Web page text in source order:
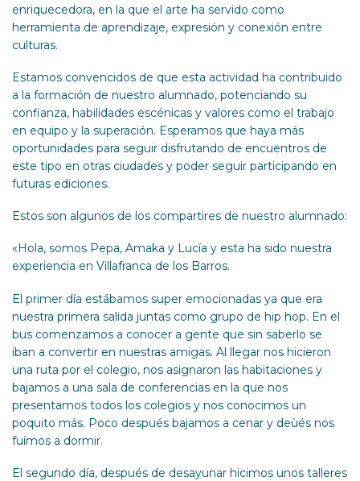
enriquecedora, en la que el arte ha servido como
herramienta de aprendizaje, expresión y conexión entre
culturas.
Estamos convencidos de que esta actividad ha contribuido
a la formación de nuestro alumnado, potenciando su
confianza, habilidades escénicas y valores como el trabajo
en equipo y la superación. Esperamos que haya más
oportunidades para seguir disfrutando de encuentros de
este tipo en otras ciudades y poder seguir participando en
futuras ediciones.
Estos son algunos de los compartires de nuestro alumnado:
«Hola, somos Pepa, Amaka y Lucía y esta ha sido nuestra
experiencia en Villafranca de los Barros.
El primer día estábamos super emocionadas ya que era
nuestra primera salida juntas como grupo de hip hop. En el
bus comenzamos a conocer a gente que sin saberlo se
iban a convertir en nuestras amigas. Al llegar nos hicieron
una ruta por el colegio, nos asignaron las habitaciones y
bajamos a una sala de conferencias en la que nos
presentamos todos los colegios y nos conocimos un
poquito más. Poco después bajamos a cenar y deùés nos
fuímos a dormir.
El segundo día, después de desayunar hicimos unos talleres